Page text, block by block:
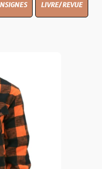
LIVRE/REVUE